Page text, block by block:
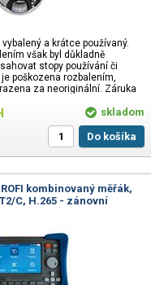
a krátce používaný.
však byl důkladně
stopy používání či
poškozena rozbalením,
za neoriginální. Záruka
skladom
Do košíka
kombinovaný měřák,
C, H.265 - zánovní